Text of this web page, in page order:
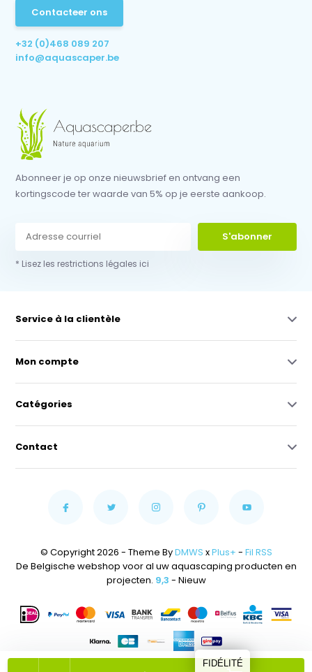
Contacteer ons
+32 (0)468 089 207
info@aquascaper.be
Abonneer je op onze nieuwsbrief en ontvang een
kortingscode ter waarde van 5% op je eerste aankoop.
S'abonner
* Lisez les restrictions légales ici
Service à la clientèle
Mon compte
Catégories
Contact
© Copyright 2026 - Theme ByDMWS xPlus+ - Fil RSS
De Belgische webshop voor al uw aquascaping producten en
projecten. 9,3 - Nieuw
FIDÉLITÉ